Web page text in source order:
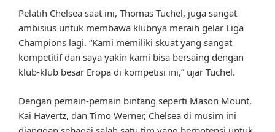
Pelatih Chelsea saat ini, Thomas Tuchel, juga sangat
ambisius untuk membawa klubnya meraih gelar Liga
Champions lagi. “Kami memiliki skuat yang sangat
kompetitif dan saya yakin kami bisa bersaing dengan
klub-klub besar Eropa di kompetisi ini,” ujar Tuchel.
Dengan pemain-pemain bintang seperti Mason Mount,
Kai Havertz, dan Timo Werner, Chelsea di musim ini